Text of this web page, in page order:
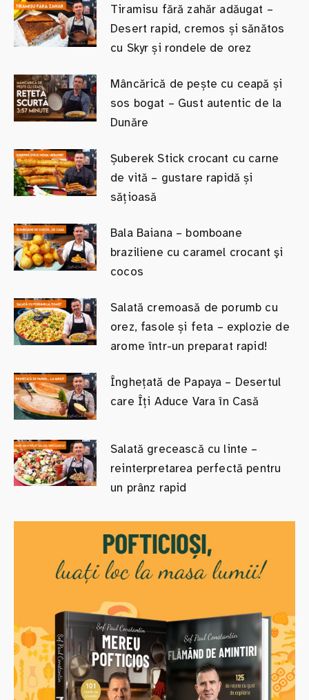
Tiramisu fără zahăr adăugat –
Desert rapid, cremos și sănătos
cu Skyr și rondele de orez
Mâncărică de pește cu ceapă și
sos bogat – Gust autentic de la
Dunăre
Șuberek Stick crocant cu carne
de vită – gustare rapidă și
sățioasă
Bala Baiana – bomboane
braziliene cu caramel crocant şi
cocos
Salată cremoasă de porumb cu
orez, fasole și feta – explozie de
arome într-un preparat rapid!
Înghețată de Papaya – Desertul
care Îți Aduce Vara în Casă
Salată grecească cu linte –
reinterpretarea perfectă pentru
un prânz rapid